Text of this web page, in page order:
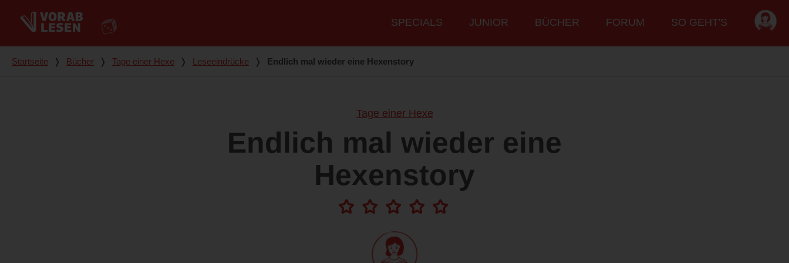
Hauptmenü
SPECIALS JUNIOR BÜCHER FORUM SO GEHT'S
Du bist hier
Startseite ❭ Bücher ❭ Tage einer Hexe ❭ Leseeindrücke ❭ Endlich mal wieder eine Hexenstory
Tage einer Hexe
Endlich mal wieder eine
Hexenstory